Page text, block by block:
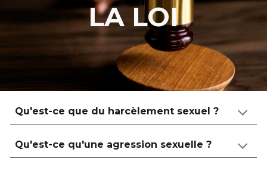
LA LOI
Qu'est-ce que du harcèlement sexuel ?
Qu'est-ce qu'une agression sexuelle ?